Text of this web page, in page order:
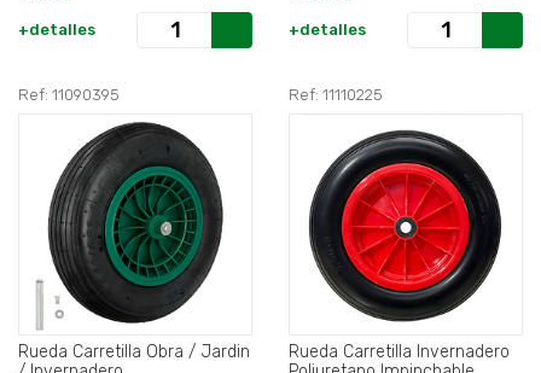
+detalles +detalles
Ref: 11090395
Rueda Carretilla Obra / Jardin
Ref: 11110225
Rueda Carretilla Invernadero